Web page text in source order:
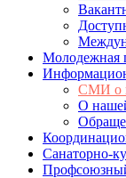
Молодежная
СМИ о
О
Санаторно-